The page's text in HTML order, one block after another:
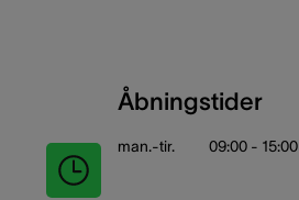
Åbningstider
man.-tir. 09:00 - 15:00